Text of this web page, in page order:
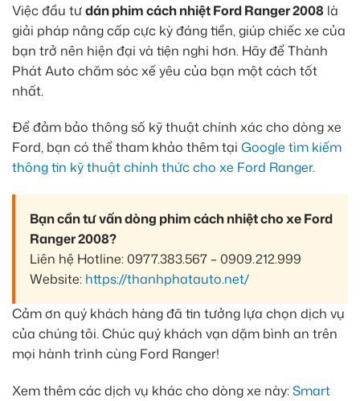
Việc đầu tưdán phim cách nhiệt Ford Ranger 2008 là
giải pháp nâng cấp cực kỳ đáng tiền, giúp chiếc xe của
bạn trở nên hiện đại và tiện nghi hơn. Hãy để Thành
Phát Auto chăm sóc xế yêu của bạn một cách tốt
nhất.
Để đảm bảo thông số kỹ thuật chính xác cho dòng xe
Ford, bạn có thể tham khảo thêm tại Google tìm kiếm
thông tin kỹ thuật chính thức cho xe Ford Ranger.
Bạn cần tư vấn dòng phim cách nhiệt cho xe Ford
Ranger 2008?
Liên hệ Hotline: 0977.383.567 – 0909.212.999
Website: https://thanhphatauto.net/
Cảm ơn quý khách hàng đã tin tưởng lựa chọn dịch vụ
của chúng tôi. Chúc quý khách vạn dặm bình an trên
mọi hành trình cùng Ford Ranger!
Xem thêm các dịch vụ khác cho dòng xe này:Smart